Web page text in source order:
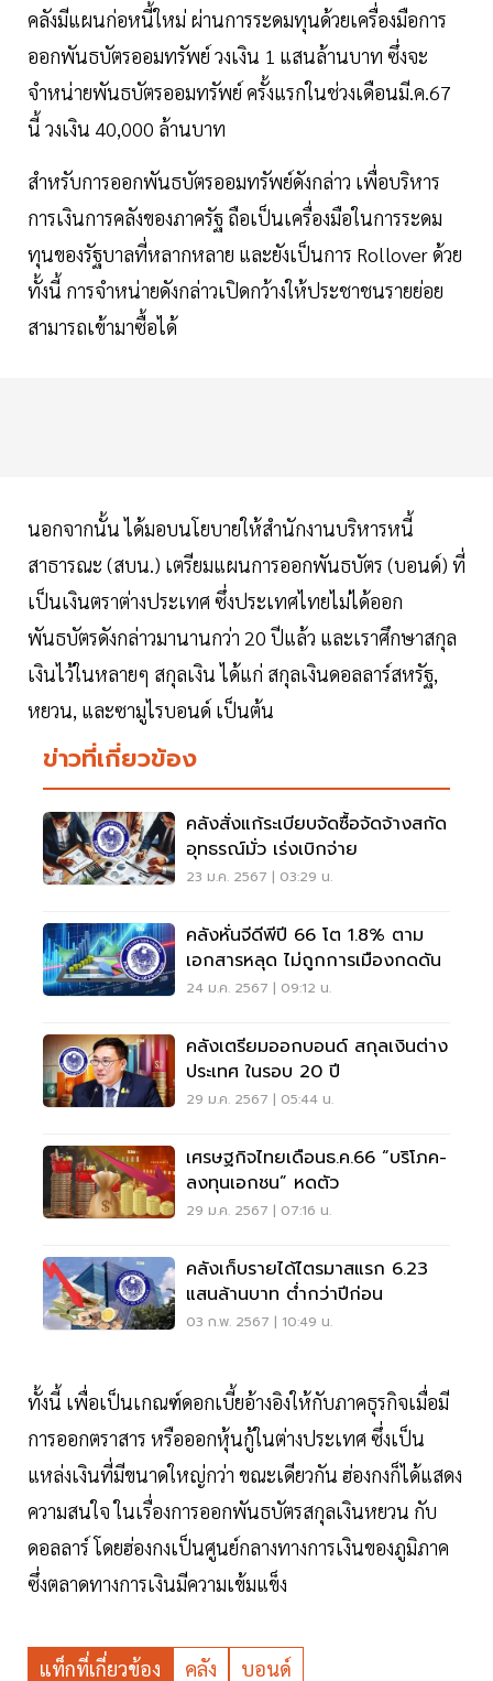
คลังมีแผนก่อหนี้ใหม่ ผ่านการระดมทุนด้วยเครื่องมือการ
ออกพันธบัตรออมทรัพย์ วงเงิน 1 แสนล้านบาท ซึ่งจะ
จำหน่ายพันธบัตรออมทรัพย์ ครั้งแรกในช่วงเดือนมี.ค.67
นี้ วงเงิน 40,000 ล้านบาท
สำหรับการออกพันธบัตรออมทรัพย์ดังกล่าว เพื่อบริหาร
การเงินการคลังของภาครัฐ ถือเป็นเครื่องมือในการระดม
ทุนของรัฐบาลที่หลากหลาย และยังเป็นการ Rollover ด้วย
ทั้งนี้ การจำหน่ายดังกล่าวเปิดกว้างให้ประชาชนรายย่อย
สามารถเข้ามาซื้อได้
นอกจากนั้น ได้มอบนโยบายให้สำนักงานบริหารหนี้
สาธารณะ (สบน.) เตรียมแผนการออกพันธบัตร (บอนด์) ที่
เป็นเงินตราต่างประเทศ ซึ่งประเทศไทยไม่ได้ออก
พันธบัตรดังกล่าวมานานกว่า 20 ปีแล้ว และเราศึกษาสกุล
เงินไว้ในหลายๆ สกุลเงิน ได้แก่ สกุลเงินดอลลาร์สหรัฐ,
หยวน, และซามูไรบอนด์ เป็นต้น
ข่าวที่เกี่ยวข้อง
คลังสั่งแก้ระเบียบจัดซื้อจัดจ้างสกัด
อุทธรณ์มั่ว เร่งเบิกจ่าย
23 ม.ค. 2567 | 03:29 น.
คลังหั่นจีดีพีปี 66 โต 1.8% ตาม
เอกสารหลุด ไม่ถูกการเมืองกดดัน
24 ม.ค. 2567 | 09:12 น.
คลังเตรียมออกบอนด์ สกุลเงินต่าง
ประเทศ ในรอบ 20 ปี
29 ม.ค. 2567 | 05:44 น.
เศรษฐกิจไทยเดือนธ.ค.66 “บริโภค-
ลงทุนเอกชน” หดตัว
29 ม.ค. 2567 | 07:16 น.
คลังเก็บรายได้ไตรมาสแรก 6.23
แสนล้านบาท ต่ำกว่าปีก่อน
03 ก.พ. 2567 | 10:49 น.
ทั้งนี้ เพื่อเป็นเกณฑ์ดอกเบี้ยอ้างอิงให้กับภาคธุรกิจเมื่อมี
การออกตราสาร หรือออกหุ้นกู้ในต่างประเทศ ซึ่งเป็น
แหล่งเงินที่มีขนาดใหญ่กว่า ขณะเดียวกัน ฮ่องกงก็ได้แสดง
ความสนใจ ในเรื่องการออกพันธบัตรสกุลเงินหยวน กับ
ดอลลาร์ โดยฮ่องกงเป็นศูนย์กลางทางการเงินของภูมิภาค
ซึ่งตลาดทางการเงินมีความเข้มแข็ง
แท็กที่เกี่ยวข้อง คลัง บอนด์